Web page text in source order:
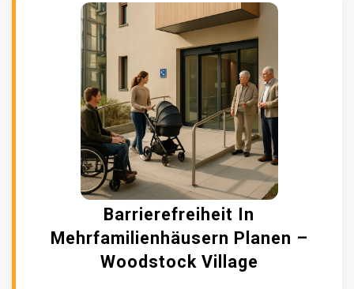
Barrierefreiheit In
Mehrfamilienhäusern Planen –
Woodstock Village